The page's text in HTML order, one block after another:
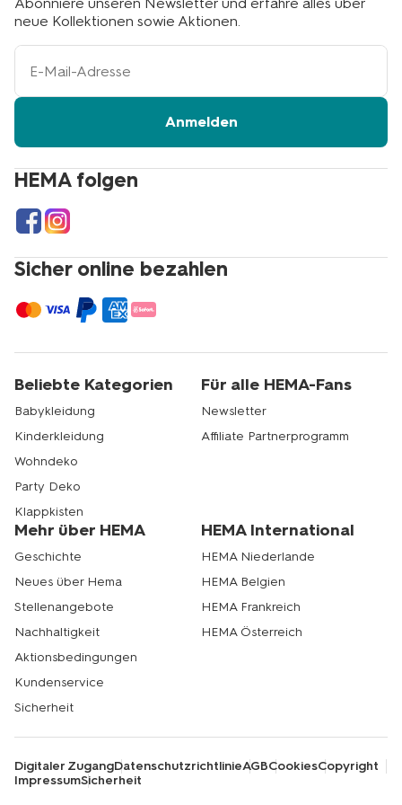
HEMA folgen
Sicher online bezahlen
neue Kollektionen sowie Aktionen.
Ihre
Adresse
Anmelden
Beliebte Kategorien
Babykleidung
Kinderkleidung
Wohndeko
Party Deko
Klappkisten
Für alle HEMA-Fans
Newsletter
Affiliate Partnerprogramm
Mehr über HEMA
Geschichte
Neues über Hema
Stellenangebote
Nachhaltigkeit
Aktionsbedingungen
Kundenservice
Sicherheit
HEMA International
HEMA Niederlande
HEMA Belgien
HEMA Frankreich
HEMA Österreich
Digitaler ZugangDatenschutzrichtlinieAGBCookiesCopyright
ImpressumSicherheit